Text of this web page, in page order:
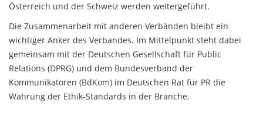
Österreich und der Schweiz werden weitergeführt.
Die Zusammenarbeit mit anderen Verbänden bleibt ein
wichtiger Anker des Verbandes. Im Mittelpunkt steht dabei
gemeinsam mit der Deutschen Gesellschaft für Public
Relations (DPRG) und dem Bundesverband der
Kommunikatoren (BdKom) im Deutschen Rat für PR die
Wahrung der Ethik-Standards in der Branche.